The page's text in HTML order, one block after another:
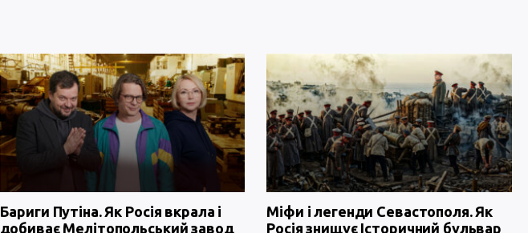
Бариги Путіна. Як Росія вкрала і
добиває Мелітопольський завод
Міфи і легенди Севастополя. Як
Росія знищує Історичний бульвар